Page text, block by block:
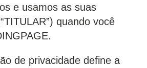
e usamos as suas
quando você
de privacidade define a